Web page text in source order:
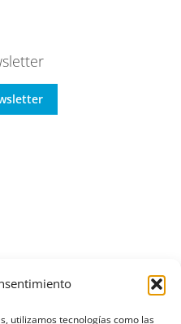
utilizamos tecnologías como las